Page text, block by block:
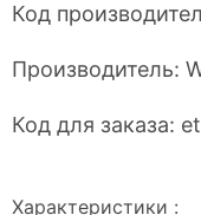
Код
Производитель:
Код для заказа:
Характеристики :